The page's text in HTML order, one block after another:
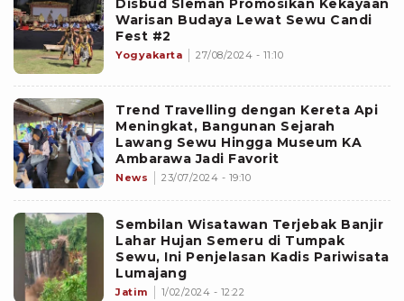
Disbud Sleman Promosikan Kekayaan
Warisan Budaya Lewat Sewu Candi
Fest #2
Yogyakarta 27/08/2024 - 11:10
Trend Travelling dengan Kereta Api
Meningkat, Bangunan Sejarah
Lawang Sewu Hingga Museum KA
Ambarawa Jadi Favorit
News 23/07/2024 - 19:10
Sembilan Wisatawan Terjebak Banjir
Lahar Hujan Semeru di Tumpak
Sewu, Ini Penjelasan Kadis Pariwisata
Lumajang
Jatim 1/02/2024 - 12:22